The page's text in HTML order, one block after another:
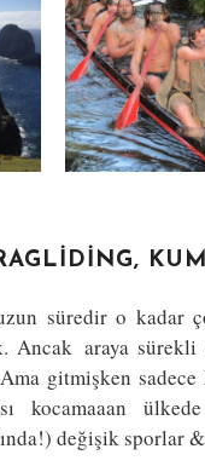
süredir o kadar
Ancak araya
gitmişken
kocamaaan
değişik sporlar